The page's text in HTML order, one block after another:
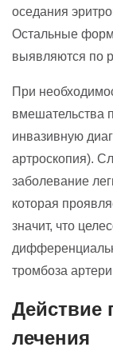
оседания
Остальные
выявляются по
При
вмешательства
инвазивную
артроскопия).
заболевание
которая
значит, что
тромбоза
Действие
лечения